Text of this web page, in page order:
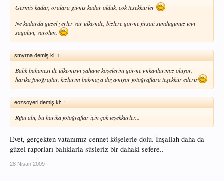
Gezmis kadar, oralara gitmis kadar olduk, cok tesekkurler
Ne kadarda guzel yerler var ulkemde, bizlere gorme firsati sundugunuz icin
sagolun, varolun.
smyrna demiş ki: ↑
Balık bahanesi ile ülkemizin şahane köşelerini görme imkanlarımız oluyor,
harika fotoğraflar, kızlarım bakmaya doyamıyor fotoğraflara teşekkür ederiz
eozsoyeri demiş ki: ↑
Rıfat abi, bu harika fotoğraflar için çok teşekkürler...
Evet, gerçekten vatanımız cennet köşelerle dolu. İnşallah daha da
güzel raporları balıklarla süsleriz bir dahaki sefere..
28 Nisan 2009